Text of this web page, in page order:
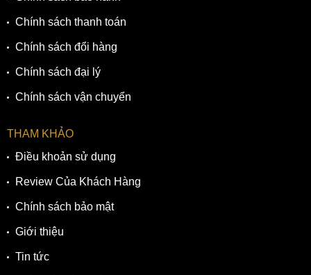
Chính sách thanh toán
Chính sách đổi hàng
Chính sách đại lý
Chính sách vận chuyển
THAM KHẢO
Điều khoản sử dụng
Review Của Khách Hàng
Chính sách bảo mật
Giới thiệu
Tin tức